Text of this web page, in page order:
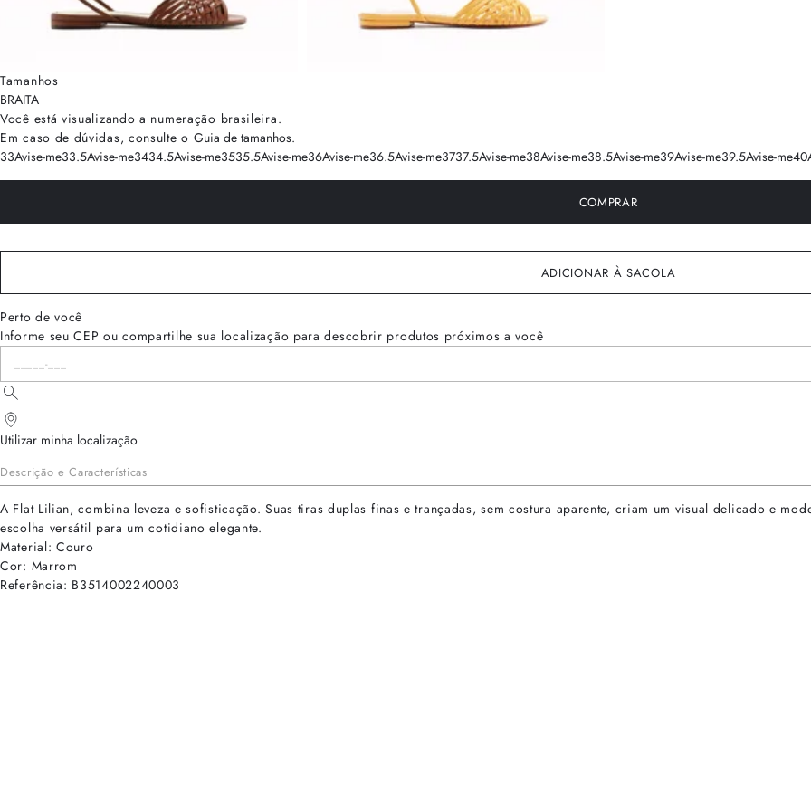
Tamanhos
BRAITA
Você está visualizando a numeração brasileira.
Em caso de dúvidas, consulte o Guia de tamanhos.
33Avise-me33.5Avise-me3434.5Avise-me3535.5Avise-me36Avise-me36.5Avise-me3737.5Avise-me38Avise-me38.5Avise-me39Avise-me39.5Avise-me40
COMPRAR
ADICIONAR À SACOLA
Perto de você
Informe seu CEP ou compartilhe sua localização para descobrir produtos próximos a você
Utilizar minha localização
Descrição e Características
A Flat Lilian, combina leveza e sofisticação. Suas tiras duplas finas e trançadas, sem costura aparente, criam um visual delicado e
escolha versátil para um cotidiano elegante.
Material: Couro
Cor: Marrom
Referência: B3514002240003